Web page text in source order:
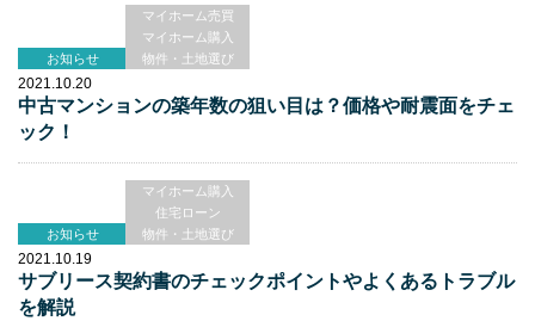
お知らせ
マイホーム売買
マイホーム購入
物件・土地選び
2021.10.20
中古マンションの築年数の狙い目は？価格や耐震面をチェ
ック！
お知らせ
マイホーム購入
住宅ローン
物件・土地選び
2021.10.19
サブリース契約書のチェックポイントやよくあるトラブル
を解説